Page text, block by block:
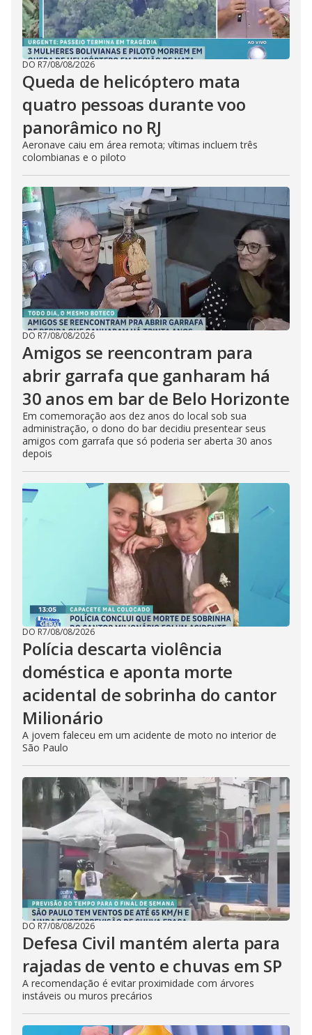
DO R7/08/08/2026
Queda de helicóptero mata
quatro pessoas durante voo
panorâmico no RJ
Aeronave caiu em área remota; vítimas incluem três
colombianas e o piloto
DO R7/08/08/2026
Amigos se reencontram para
abrir garrafa que ganharam há
30 anos em bar de Belo Horizonte
Em comemoração aos dez anos do local sob sua
administração, o dono do bar decidiu presentear seus
amigos com garrafa que só poderia ser aberta 30 anos
depois
DO R7/08/08/2026
Polícia descarta violência
doméstica e aponta morte
acidental de sobrinha do cantor
Milionário
A jovem faleceu em um acidente de moto no interior de
São Paulo
DO R7/08/08/2026
Defesa Civil mantém alerta para
rajadas de vento e chuvas em SP
A recomendação é evitar proximidade com árvores
instáveis ou muros precários